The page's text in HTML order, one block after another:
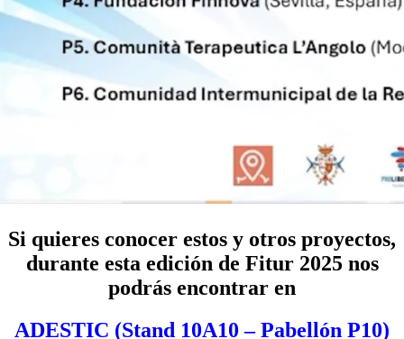
Si quieres conocer estos y otros proyectos,
durante esta edición de Fitur 2025nos
podrás encontrar en
ADESTIC (Stand 10A10 – Pabellón P10)